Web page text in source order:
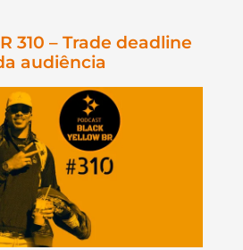
310 – Trade deadline
audiência